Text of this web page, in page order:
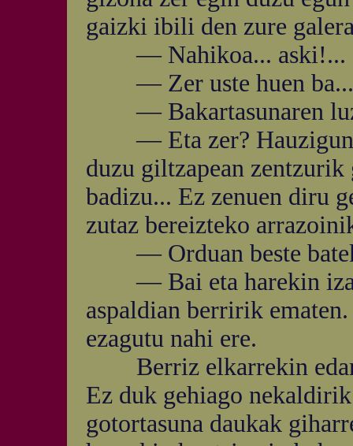
gaizki ibili den zure
— Nahikoa... aski!...
— Zer uste huen ba...
— Bakartasunaren
— Eta zer?
duzu giltzapean
badizu... Ez zenuen diru
zutaz bereizteko
— Orduan beste
— Bai eta harekin izan
aspaldian berririk
ezagutu nahi ere.
Berriz elkarrekin
Ez duk gehiago
gotortasuna daukak